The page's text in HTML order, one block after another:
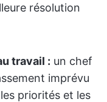
résolution
travail : un chef
imprévu
priorités et les